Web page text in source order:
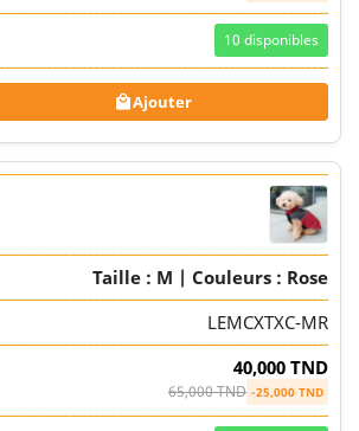
10 disponibles
Ajouter
Taille : M | Couleurs : Rose
LEMCXTXC-MR
40,000 TND
65,000 TND -25,000 TND